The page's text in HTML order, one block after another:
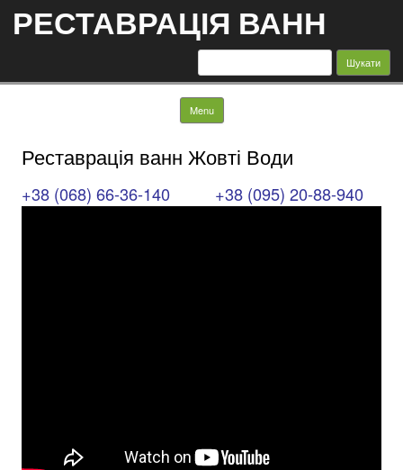
РЕСТАВРАЦІЯ ВАНН
Пошук:
Menu Skip to content
Реставрація ванн Жовті Води
+38 (068) 66-36-140 +38 (095) 20-88-940